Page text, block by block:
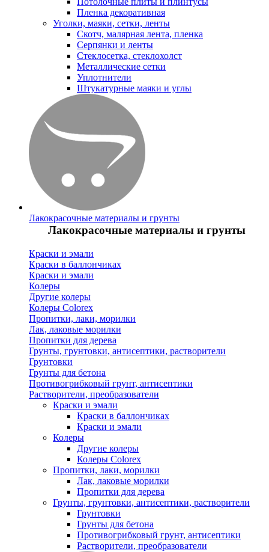
Пленка декоративная
Уголки, маяки, сетки, ленты
Скотч, малярная лента, пленка
Серпянки и ленты
Стеклосетка, стеклохолст
Металлические сетки
Уплотнители
Штукатурные маяки и углы
Лакокрасочные материалы и грунты
Лакокрасочные материалы и грунты
Краски и эмали
Краски в баллончиках
Краски и эмали
Колеры
Другие колеры
Колеры Colorex
Пропитки, лаки, морилки
Лак, лаковые морилки
Пропитки для дерева
Грунты, грунтовки, антисептики, растворители
Грунтовки
Грунты для бетона
Противогрибковый грунт, антисептики
Растворители, преобразователи
Краски и эмали
Краски в баллончиках
Краски и эмали
Колеры
Другие колеры
Колеры Colorex
Пропитки, лаки, морилки
Лак, лаковые морилки
Пропитки для дерева
Грунты, грунтовки, антисептики, растворители
Грунтовки
Грунты для бетона
Противогрибковый грунт, антисептики
Растворители, преобразователи